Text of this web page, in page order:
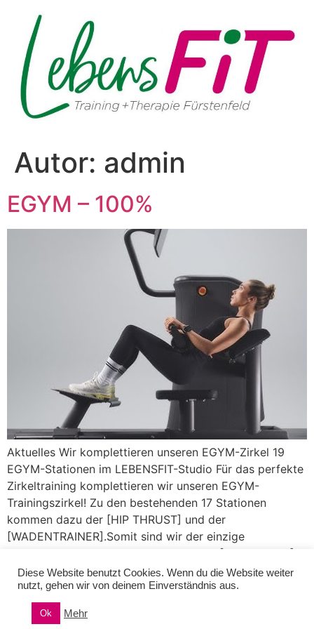
Autor: admin
EGYM – 100%
Aktuelles Wir komplettieren unseren EGYM-Zirkel 19
EGYM-Stationen im LEBENSFIT-Studio Für das perfekte
Zirkeltraining komplettieren wir unseren EGYM-
Trainingszirkel! Zu den bestehenden 17 Stationen
kommen dazu der [HIP THRUST] und der
[WADENTRAINER].Somit sind wir der einzige
Komplettanbieter der Oststeiermark! Im [HIP THRUST]
trainierst du Muskelgruppen des Unterkörpers mit Fokus
auf den Gesäßmuskeln (Gluteus) und der hinteren
Oberschenkelmuskulatur. […]
Diese Website benutzt Cookies. Wenn du die Website weiter
nutzt, gehen wir von deinem Einverständnis aus.
Ok Mehr